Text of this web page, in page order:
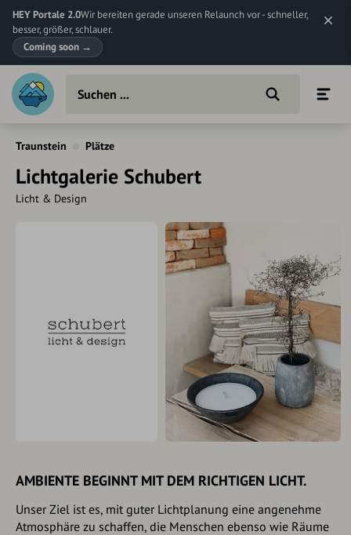
HEY Portale 2.0Wir bereiten gerade unseren Relaunch vor - schneller,
besser, größer, schlauer.
Coming soon →
Traunstein Plätze
Lichtgalerie Schubert
Licht & Design
AMBIENTE BEGINNT MIT DEM RICHTIGEN LICHT.
Unser Ziel ist es, mit guter Lichtplanung eine angenehme
Atmosphäre zu schaffen, die Menschen ebenso wie Räume